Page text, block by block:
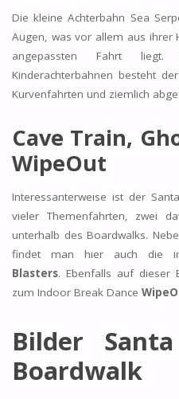
Die kleine Achterbahn Sea
Augen, was vor allem aus ihrer
angepassten Fahrt liegt.
Kinderachterbahnen besteht
Kurvenfahrten und ziemlich
Cave Train,
WipeOut
Interessanterweise ist der
vieler Themenfahrten, zwei
unterhalb des Boardwalks.
findet man hier auch die
Blasters. Ebenfalls auf dieser
zum Indoor Break Dance
Bilder
Boardwalk